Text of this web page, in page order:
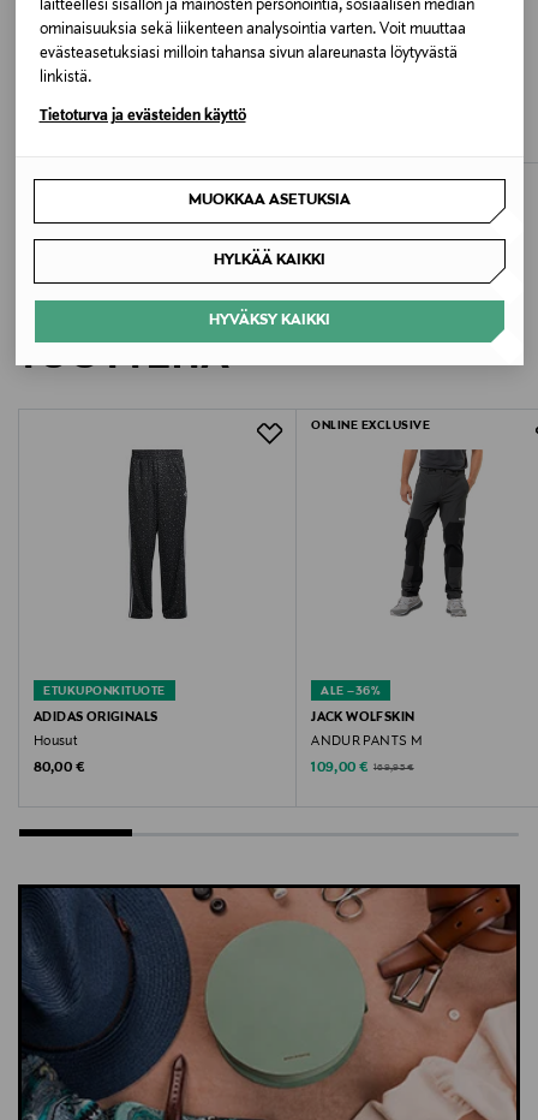
laitteellesi sisällön ja mainosten personointia, sosiaalisen median
ominaisuuksia sekä liikenteen analysointia varten. Voit muuttaa
evästeasetuksiasi milloin tahansa sivun alareunasta löytyvästä
linkistä.
Tietoturva ja evästeiden käyttö
MUOKKAA ASETUKSIA
HYLKÄÄ KAIKKI
HYVÄKSY KAIKKI
ETUKUPONKITUOTE
ADIDAS ORIGINALS
Original Price
80,00 €
ALE –36%
LISÄÄ KIINNOSTAVIA
TUOTTEITA
ETUKUPONKITUOTE
ADIDAS ORIGINALS
Housut
Original Price
80,00 €
ALE –36%
ONLINE EXCLUSIVE
JACK WOLFSKIN
ANDUR PANTS M
Discounted Price
109,00 € Original Price
169,95 €